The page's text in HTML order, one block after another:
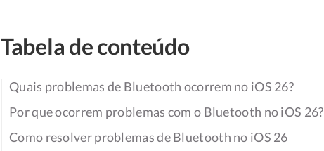
Tabela de conteúdo
Quais problemas de Bluetooth ocorrem no iOS 26?
Por que ocorrem problemas com o Bluetooth no iOS 26?
Como resolver problemas de Bluetooth no iOS 26